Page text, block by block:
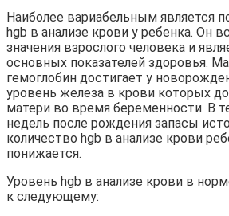
Наиболее вариабельным является
hgb в анализе крови у ребенка. Он
значения взрослого человека и
основных показателей здоровья.
гемоглобин достигает у
уровень железа в крови которых
матери во время беременности. В
недель после рождения запасы
количество hgb в анализе крови
понижается.
Уровень hgb в анализе крови в
к следующему: